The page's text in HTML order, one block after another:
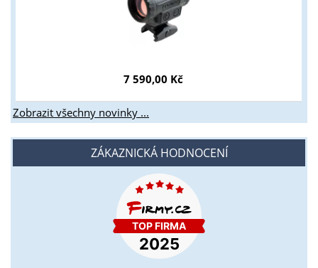
7 590,00 Kč
Zobrazit všechny novinky ...
ZÁKAZNICKÁ HODNOCENÍ